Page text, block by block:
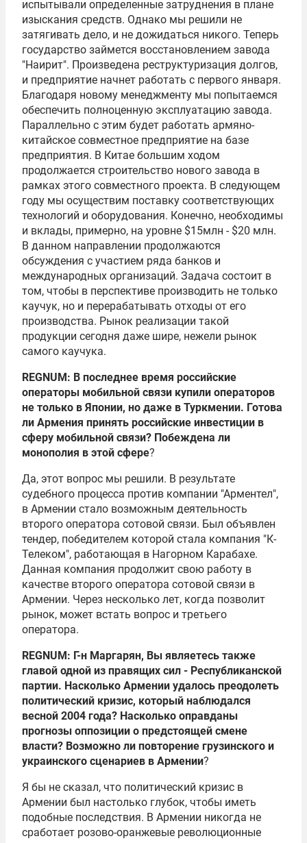
испытывали определенные затруднения в плане
изыскания средств. Однако мы решили не
затягивать дело, и не дожидаться никого. Теперь
государство займется восстановлением завода
"Наирит". Произведена реструктуризация долгов,
и предприятие начнет работать с первого января.
Благодаря новому менеджменту мы попытаемся
обеспечить полноценную эксплуатацию завода.
Параллельно с этим будет работать армяно-
китайское совместное предприятие на базе
предприятия. В Китае большим ходом
продолжается строительство нового завода в
рамках этого совместного проекта. В следующем
году мы осуществим поставку соответствующих
технологий и оборудования. Конечно, необходимы
и вклады, примерно, на уровне $15млн - $20 млн.
В данном направлении продолжаются
обсуждения с участием ряда банков и
международных организаций. Задача состоит в
том, чтобы в перспективе производить не только
каучук, но и перерабатывать отходы от его
производства. Рынок реализации такой
продукции сегодня даже шире, нежели рынок
самого каучука.
REGNUM: В последнее время российские
операторы мобильной связи купили операторов
не только в Японии, но даже в Туркмении. Готова
ли Армения принять российские инвестиции в
сферу мобильной связи? Побеждена ли
монополия в этой сфере?
Да, этот вопрос мы решили. В результате
судебного процесса против компании "Арментел",
в Армении стало возможным деятельность
второго оператора сотовой связи. Был объявлен
тендер, победителем которой стала компания "К-
Телеком", работающая в Нагорном Карабахе.
Данная компания продолжит свою работу в
качестве второго оператора сотовой связи в
Армении. Через несколько лет, когда позволит
рынок, может встать вопрос и третьего
оператора.
REGNUM: Г-н Маргарян, Вы являетесь также
главой одной из правящих сил - Республиканской
партии. Насколько Армении удалось преодолеть
политический кризис, который наблюдался
весной 2004 года? Насколько оправданы
прогнозы оппозиции о предстоящей смене
власти? Возможно ли повторение грузинского и
украинского сценариев в Армении?
Я бы не сказал, что политический кризис в
Армении был настолько глубок, чтобы иметь
подобные последствия. В Армении никогда не
сработает розово-оранжевые революционные